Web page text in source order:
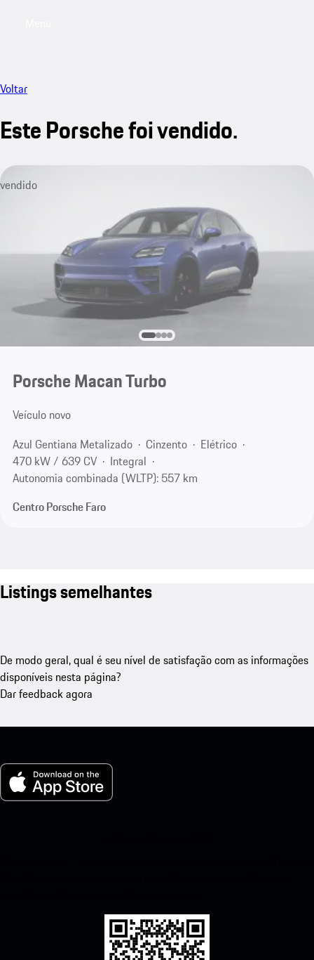
Voltar
Este Porsche foi vendido.
vendido
Porsche Macan Turbo
Veículo novo
Azul Gentiana Metalizado
Cinzento
Elétrico
470 kW / 639 CV
Integral
Autonomia combinada (WLTP): 557 km
Centro Porsche Faro
Listings semelhantes
De modo geral, qual é seu nível de satisfação com as informações
disponíveis nesta página?
Dar feedback agora